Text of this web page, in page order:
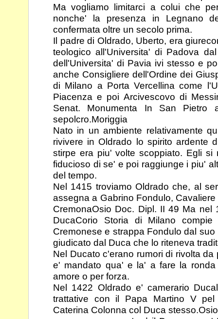
Ma vogliamo limitarci a colui che
nonche' la presenza in Legnano
confermata oltre un secolo prima.
Il padre di Oldrado, Uberto, era
teologico all'Universita' di Padova
dell'Universita' di Pavia ivi stesso e
anche Consigliere dell'Ordine dei
di Milano a Porta Vercellina come
Piacenza e poi Arcivescovo di
Senat. Monumenta In San Pietro
sepolcro.Moriggia
Nato in un ambiente relativamente
rivivere in Oldrado lo spirito ardente
stirpe era piu' volte scoppiato. Egli si
fiducioso di se' e poi raggiunge i piu'
del tempo.
Nel 1415 troviamo Oldrado che, al
assegna a Gabrino Fondulo,
CremonaOsio Doc. Dipl. II 49 Ma nel
DucaCorio Storia di Milano compie
Cremonese e strappa Fondulo dal
giudicato dal Duca che lo riteneva
Nel Ducato c'erano rumori di rivolta
e' mandato qua' e la' a fare la
amore o per forza.
Nel 1422 Oldrado e' camerario
trattative con il Papa Martino V
Caterina Colonna col Duca stesso.